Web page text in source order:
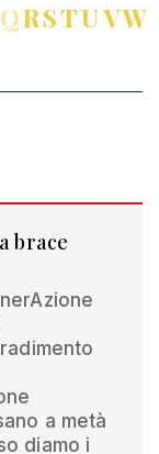
QRSTUVW
brace
a metà
diamo i